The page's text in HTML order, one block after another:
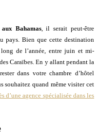
Bahamas, il serait peut-être
pays. Bien que cette destination
de l’année, entre juin et mi-
Caraïbes. En y allant pendant la
dans votre chambre d’hôtel
souhaitez quand même visiter cet
d’une agence spécialisée dans les